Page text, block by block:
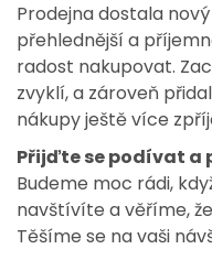
Prodejna dostala
přehlednější a
radost nakupovat.
zvyklí, a zároveň
nákupy ještě více
Přijďte se podívat a
Budeme moc rádi,
navštívíte a věříme,
Těšíme se na vaši